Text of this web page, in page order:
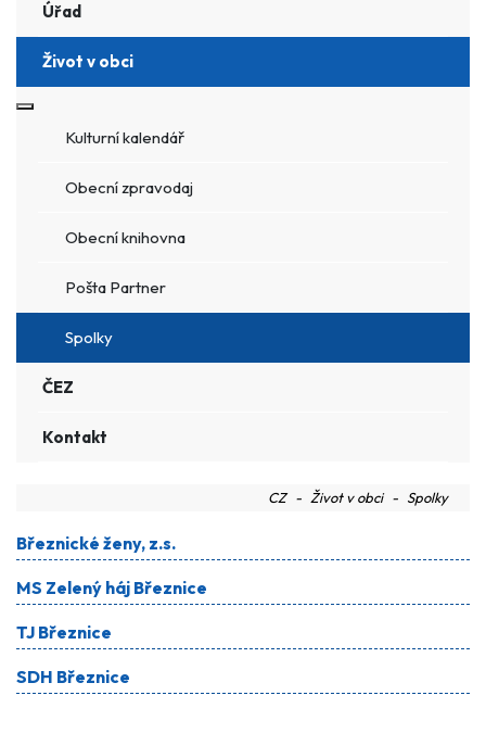
Úřad
Život v obci
Kulturní kalendář
Obecní zpravodaj
Obecní knihovna
Pošta Partner
Spolky
ČEZ
Kontakt
CZ Život v obci Spolky
Březnické ženy, z.s.
MS Zelený háj Březnice
TJ Březnice
SDH Březnice